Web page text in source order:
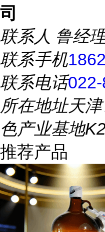
司
联系人 鲁经
联系手机
联系电话
所在地址天
色产业基地
推荐产品